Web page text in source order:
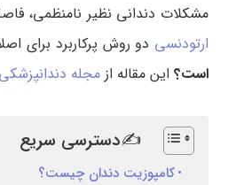
مشکلات دندانی نظیر نامنظمی،
ارتودنسی دو روش پرکاربرد برای
است؟ این مقاله از مجله
✍دسترسی سریع
کامپوزیت دندان چیست؟